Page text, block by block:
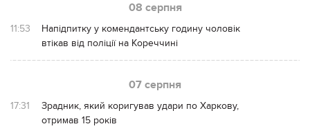
08 серпня
11:53
Напідпитку у комендантську годину чоловік
втікав від поліції на Кореччині
07 серпня
17:31
Зрадник, який коригував удари по Харкову,
отримав 15 років